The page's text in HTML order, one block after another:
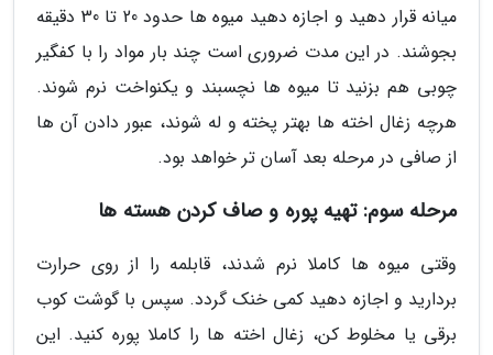
میانه قرار دهید و اجازه دهید میوه ها حدود 20 تا 30 دقیقه
بجوشند. در این مدت ضروری است چند بار مواد را با کفگیر
چوبی هم بزنید تا میوه ها نچسبند و یکنواخت نرم شوند.
هرچه زغال اخته ها بهتر پخته و له شوند، عبور دادن آن ها
از صافی در مرحله بعد آسان تر خواهد بود.
مرحله سوم: تهیه پوره و صاف کردن هسته ها
وقتی میوه ها کاملا نرم شدند، قابلمه را از روی حرارت
بردارید و اجازه دهید کمی خنک گردد. سپس با گوشت کوب
برقی یا مخلوط کن، زغال اخته ها را کاملا پوره کنید. این